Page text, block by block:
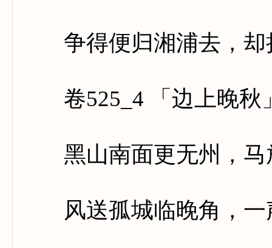
争得便归湘浦去，却
卷525_4 「边上晚秋
黑山南面更无州，马
风送孤城临晚角，一